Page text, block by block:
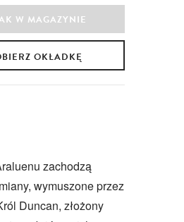
W MAGAZYNIE
OKŁADKĘ
zachodzą
wymuszone przez
Duncan, złożony